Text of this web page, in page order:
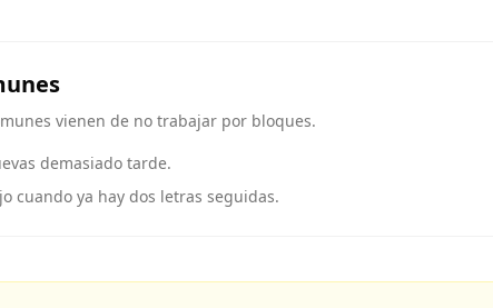
vienen de no trabajar por bloques.
demasiado tarde.
cuando ya hay dos letras seguidas.